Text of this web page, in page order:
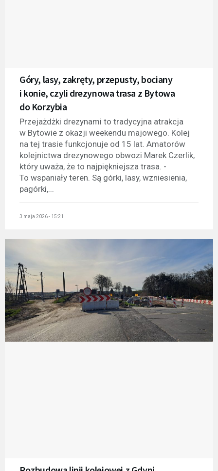
Góry, lasy, zakręty, przepusty, bociany
i konie, czyli drezynowa trasa z Bytowa
do Korzybia
Przejażdżki drezynami to tradycyjna atrakcja
w Bytowie z okazji weekendu majowego. Kolej
na tej trasie funkcjonuje od 15 lat. Amatorów
kolejnictwa drezynowego obwozi Marek Czerlik,
który uważa, że to najpiękniejsza trasa. -
To wspaniały teren. Są górki, lasy, wzniesienia,
pagórki,...
3 maja 2026 - 15:21